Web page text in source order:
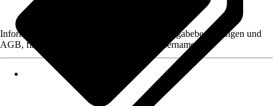
Informationen des Verkäufers, wie z. B. Rückgabebedingungen und
AGB, finden Sie bei Klick auf den Verkäufernamen.